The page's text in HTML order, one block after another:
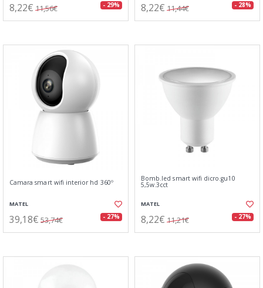
8,22€ 11,56€ - 29% 8,22€ 11,44€ - 28%
Camara smart wifi interior hd 360º
MATEL
39,18€ 53,74€ - 27%
Bomb.led smart wifi dicro.gu10
5,5w.3cct
MATEL
8,22€ 11,21€ - 27%